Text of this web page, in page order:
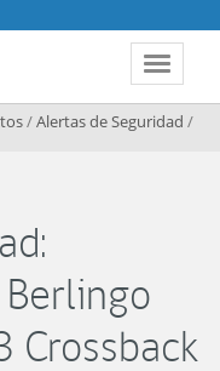
Toggle
/Alertas de Seguridad /
Crossback